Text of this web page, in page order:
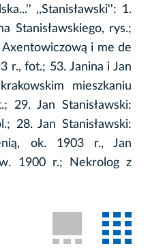
,,Stanisławski'': 1.
Stanisławskiego, rys.;
Axentowiczową i me de
r., fot.; 53. Janina i Jan
mieszkaniu
29. Jan Stanisławski:
28. Jan Stanisławski:
ok. 1903 r., Jan
1900 r.; Nekrolog z